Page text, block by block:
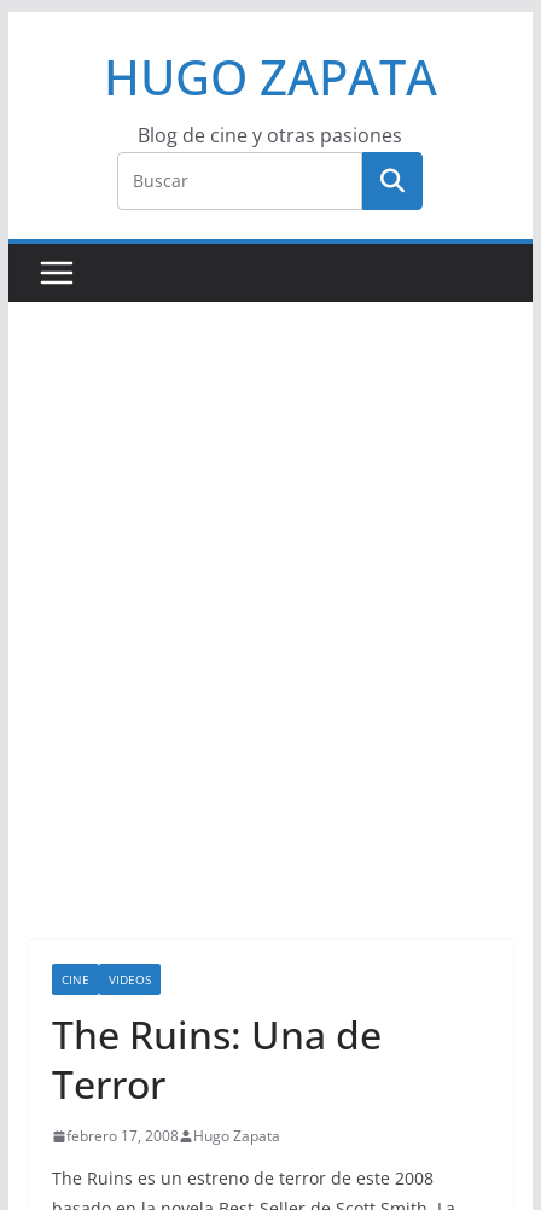
HUGO ZAPATA
Blog de cine y otras pasiones
CINE VIDEOS
The Ruins: Una de
Terror
febrero 17, 2008 Hugo Zapata
The Ruins es un estreno de terror de este 2008